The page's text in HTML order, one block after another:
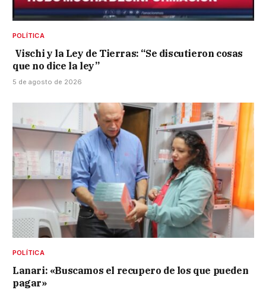
POLÍTICA
Vischi y la Ley de Tierras: “Se discutieron cosas
que no dice la ley”
5 de agosto de 2026
POLÍTICA
Lanari: «Buscamos el recupero de los que pueden
pagar»